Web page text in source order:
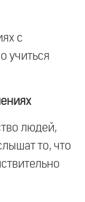
с
учиться
людей,
то, что